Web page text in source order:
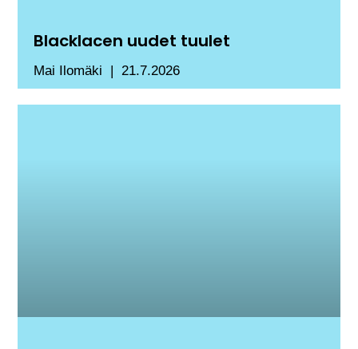
Blacklacen uudet tuulet
Mai Ilomäki 21.7.2026